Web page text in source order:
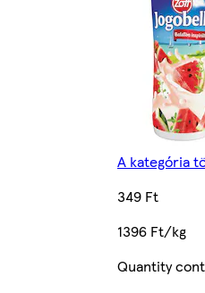
A kategória
349 Ft
1396 Ft/kg
Quantity